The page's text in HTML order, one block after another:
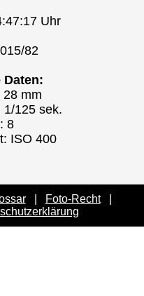
Uhr
82
Daten:
28 mm
1/125 sek.
8
ISO 400
| Foto-Recht|